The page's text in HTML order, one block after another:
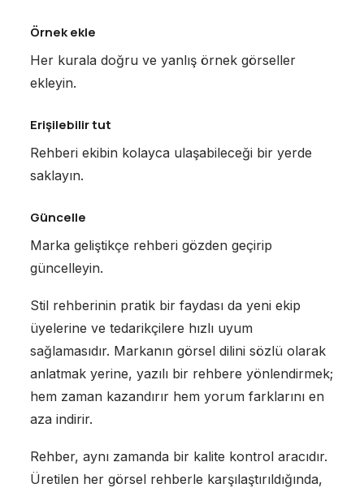
Örnek ekle
Her kurala doğru ve yanlış örnek görseller
ekleyin.
Erişilebilir tut
Rehberi ekibin kolayca ulaşabileceği bir yerde
saklayın.
Güncelle
Marka geliştikçe rehberi gözden geçirip
güncelleyin.
Stil rehberinin pratik bir faydası da yeni ekip
üyelerine ve tedarikçilere hızlı uyum
sağlamasıdır. Markanın görsel dilini sözlü olarak
anlatmak yerine, yazılı bir rehbere yönlendirmek;
hem zaman kazandırır hem yorum farklarını en
aza indirir.
Rehber, aynı zamanda bir kalite kontrol aracıdır.
Üretilen her görsel rehberle karşılaştırıldığında,